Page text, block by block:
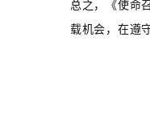
总之，《使命
载机会，在遵